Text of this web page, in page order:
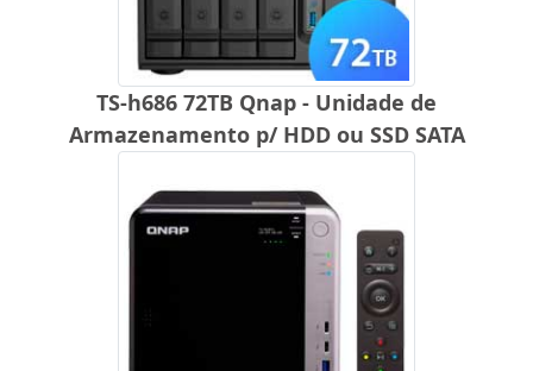
TS-h686 72TB Qnap - Unidade de
Armazenamento p/ HDD ou SSD SATA